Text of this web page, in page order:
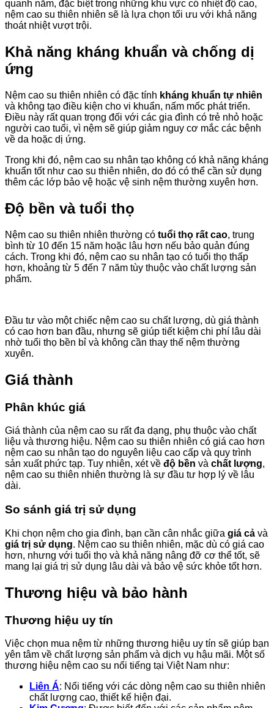
quanh năm, đặc biệt trong những khu vực có nhiệt độ cao,
nệm cao su thiên nhiên sẽ là lựa chọn tối ưu với khả năng
thoát nhiệt vượt trội.
Khả năng kháng khuẩn và chống dị
ứng
Nệm cao su thiên nhiên có đặc tính kháng khuẩn tự nhiên
và không tạo điều kiện cho vi khuẩn, nấm mốc phát triển.
Điều này rất quan trọng đối với các gia đình có trẻ nhỏ hoặc
người cao tuổi, vì nệm sẽ giúp giảm nguy cơ mắc các bệnh
về da hoặc dị ứng.
Trong khi đó, nệm cao su nhân tạo không có khả năng kháng
khuẩn tốt như cao su thiên nhiên, do đó có thể cần sử dụng
thêm các lớp bảo vệ hoặc vệ sinh nệm thường xuyên hơn.
Độ bền và tuổi thọ
Nệm cao su thiên nhiên thường có tuổi thọ rất cao, trung
bình từ 10 đến 15 năm hoặc lâu hơn nếu bảo quản đúng
cách. Trong khi đó, nệm cao su nhân tạo có tuổi thọ thấp
hơn, khoảng từ 5 đến 7 năm tùy thuộc vào chất lượng sản
phẩm.
Đầu tư vào một chiếc nệm cao su chất lượng, dù giá thành
có cao hơn ban đầu, nhưng sẽ giúp tiết kiệm chi phí lâu dài
nhờ tuổi thọ bền bỉ và không cần thay thế nệm thường
xuyên.
Giá thành
Phân khúc giá
Giá thành của nệm cao su rất đa dạng, phụ thuộc vào chất
liệu và thương hiệu. Nệm cao su thiên nhiên có giá cao hơn
nệm cao su nhân tạo do nguyên liệu cao cấp và quy trình
sản xuất phức tạp. Tuy nhiên, xét về độ bền và chất lượng,
nệm cao su thiên nhiên thường là sự đầu tư hợp lý về lâu
dài.
So sánh giá trị sử dụng
Khi chọn nệm cho gia đình, bạn cần cân nhắc giữa giá cả và
giá trị sử dụng. Nệm cao su thiên nhiên, mặc dù có giá cao
hơn, nhưng với tuổi thọ và khả năng nâng đỡ cơ thể tốt, sẽ
mang lại giá trị sử dụng lâu dài và bảo vệ sức khỏe tốt hơn.
Thương hiệu và bảo hành
Thương hiệu uy tín
Việc chọn mua nệm từ những thương hiệu uy tín sẽ giúp bạn
yên tâm về chất lượng sản phẩm và dịch vụ hậu mãi. Một số
thương hiệu nệm cao su nổi tiếng tại Việt Nam như:
Liên Á: Nổi tiếng với các dòng nệm cao su thiên nhiên
chất lượng cao, thiết kế hiện đại.